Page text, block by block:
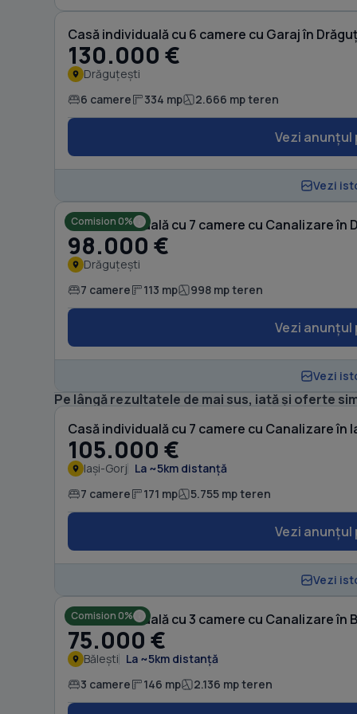
Casă individuală cu 6 camere cu Garaj în
130.000 €
Drăguțești
6 camere 334 mp 2.666 mp teren
Vezi anunțul
Vezi
Comision 0%
Casă individuală cu 7 camere cu Canalizare în
98.000 €
Drăguțești
7 camere 113 mp 998 mp teren
Vezi anunțul
Vezi
Pe lângă rezultatele de mai sus, iată și oferte
Casă individuală cu 7 camere cu Canalizare în
105.000 €
Iași-Gorj La ~5km distanță
7 camere 171 mp 5.755 mp teren
Vezi anunțul
Vezi
Comision 0%
Casă individuală cu 3 camere cu Canalizare în
75.000 €
Bălești La ~5km distanță
3 camere 146 mp 2.136 mp teren